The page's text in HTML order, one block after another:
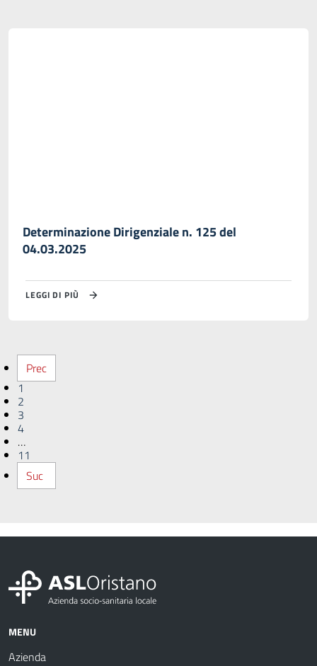
Determinazione Dirigenziale n. 125 del
04.03.2025
LEGGI DI PIÙ
Prec
1
2
3
4
…
11
Suc
MENU
Azienda